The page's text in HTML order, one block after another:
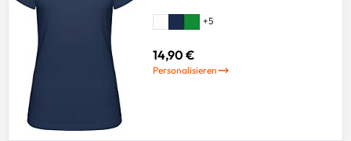
+5
14,90 €
Personalisieren